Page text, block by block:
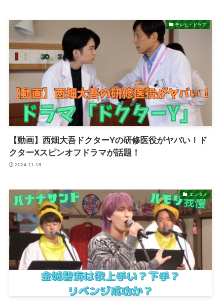
テレビ・ドラマ
【動画】西畑大吾ドクターYの研修医役がヤバい！ド
クターXスピンオフドラマが話題！
2024-11-18
エンタメ